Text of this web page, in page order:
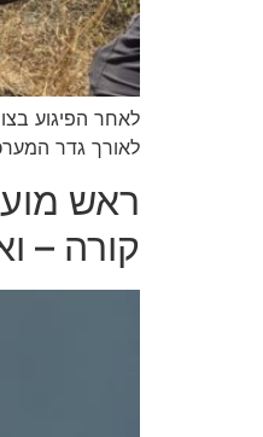
לאחר הפיגוע
לאורך גדר
ראש
קורה –